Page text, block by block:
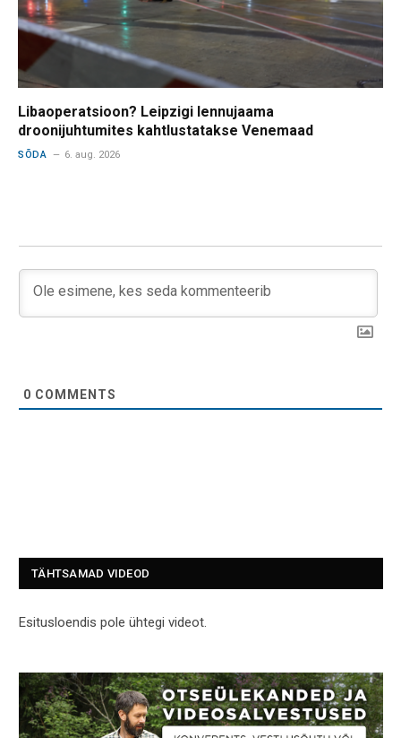
Libaoperatsioon? Leipzigi lennujaama
droonijuhtumites kahtlustatakse Venemaad
SÕDA 6. aug. 2026
0 COMMENTS
TÄHTSAMAD VIDEOD
Esitusloendis pole ühtegi videot.